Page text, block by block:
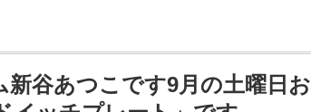
谷あつこです 9月の土曜日お